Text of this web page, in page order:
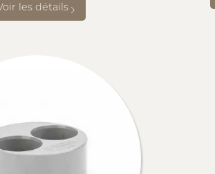
les détails